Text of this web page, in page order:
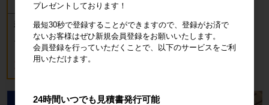
新品 カゴ台車 ロールボックスパレッ
ト(樹脂底板) W850×D650×H1700mm
ブルー
18,700円税込20,570円
プレゼントしております！
最短30秒で登録することができますので、登録がお済で
ないお客様はぜひ新規会員登録をお願いいたします。
会員登録を行っていただくことで、以下のサービスをご利
用いただけます。
24時間いつでも見積書発行可能